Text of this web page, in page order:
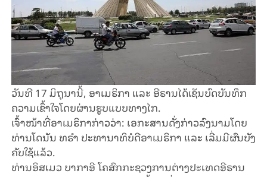
ວັນ​ທີ 17 ມິ​ຖຸ​ນາ​ນີ້, ອາ​ເມ​ຣິ​ກາ ແລະ ອີ​ຣານ​ໄດ້​ເຊັນ​ບົດ​ບັນ​ທຶກ​
ຄວາມ​ເຂົ້າ​ໃຈ​ໂດຍ​ຜ່ານ​ຮູບ​ແບບ​ທາງ​ໄກ.
ເຈົ້າ​ໜ້າ​ທີ່​ອາ​ເມ​ຣິ​ກາ​ກ່າວ​ວ່າ: ເອ​ກະ​ສານ​ດັ່ງ​ກ່າວ​ລົງ​ນາມ​ໂດຍ​
ທ່ານ​ໂດ​ນັນ​ ທ​ຣຳ ປ​ະ​ທາ​ນາ​ທິ​ບໍ​ດີ​ອາ​ເມ​ຣິ​ກາ ແລະ ເລີ່​ມ​ມີ​ຜົນ​ບັງ​
ຄັບ​ໃຊ້​ແລ້ວ.
ທ່ານ​ອິ​ສ​​ເມວ ບາ​ກາ​ອີ ໂຄ​ສົກ​ກະ​ຊວງ​ການ​ຕ່າງ​ປະ​ເທດ​ອີ​ຣານ​